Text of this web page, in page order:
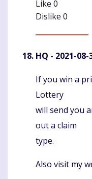
Like 0
Dislike 0
HQ - 2021-08-
Komentaras
If you win a
Lottery
will send you
out a claim
type.
Also visit my